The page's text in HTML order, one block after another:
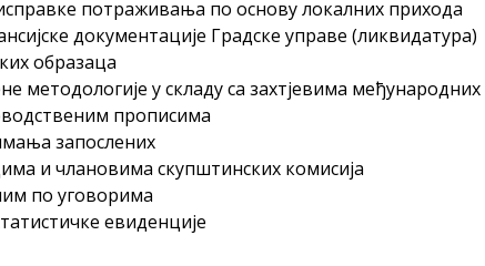
потраживања по основу локалних прихода
документације Градске управе (ликвидатура)
образаца
методологије у складу са захтјевима међународних
прописима
запослених
и члановима скупштинских комисија
по уговорима
евиденције